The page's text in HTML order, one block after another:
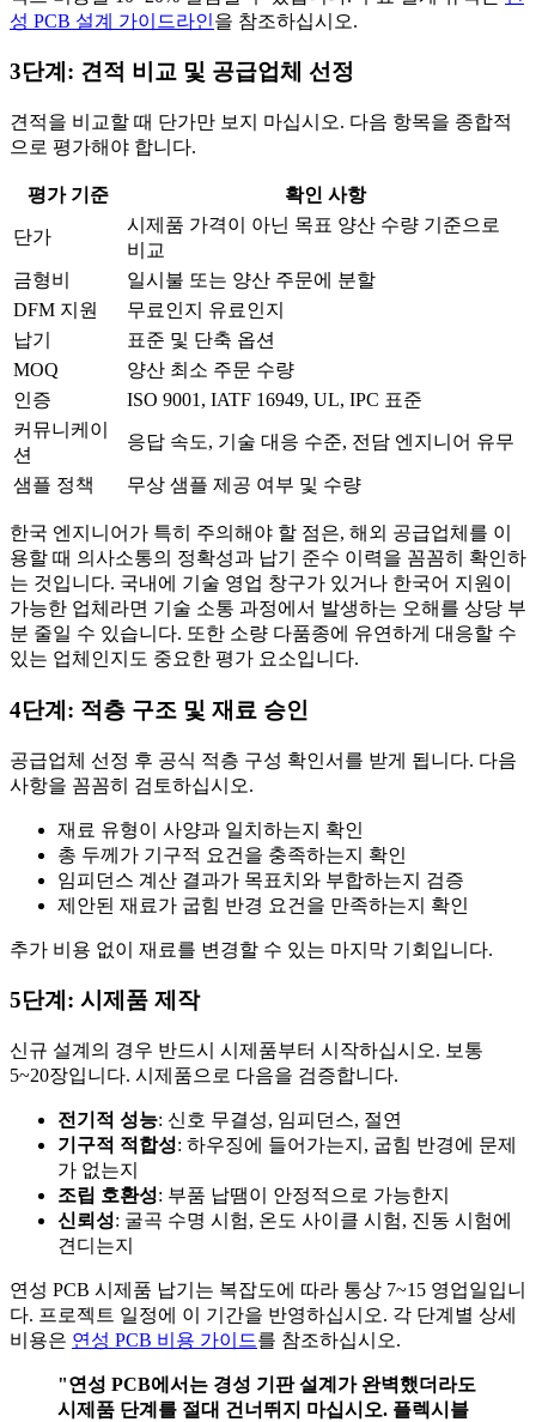
성 PCB 설계 가이드라인을 참조하십시오.
3단계: 견적 비교 및 공급업체 선정
견적을 비교할 때 단가만 보지 마십시오. 다음 항목을 종합적
으로 평가해야 합니다.
평가 기준 확인 사항
단가
시제품 가격이 아닌 목표 양산 수량 기준으로
비교
금형비
일시불 또는 양산 주문에 분할
DFM 지원
무료인지 유료인지
납기
표준 및 단축 옵션
MOQ
양산 최소 주문 수량
인증
ISO 9001, IATF 16949, UL, IPC 표준
커뮤니케이
션
응답 속도, 기술 대응 수준, 전담 엔지니어 유무
샘플 정책 무상 샘플 제공 여부 및 수량
한국 엔지니어가 특히 주의해야 할 점은, 해외 공급업체를 이
용할 때 의사소통의 정확성과 납기 준수 이력을 꼼꼼히 확인하
는 것입니다. 국내에 기술 영업 창구가 있거나 한국어 지원이
가능한 업체라면 기술 소통 과정에서 발생하는 오해를 상당 부
분 줄일 수 있습니다. 또한 소량 다품종에 유연하게 대응할 수
있는 업체인지도 중요한 평가 요소입니다.
4단계: 적층 구조 및 재료 승인
공급업체 선정 후 공식 적층 구성 확인서를 받게 됩니다. 다음
사항을 꼼꼼히 검토하십시오.
재료 유형이 사양과 일치하는지 확인
총 두께가 기구적 요건을 충족하는지 확인
임피던스 계산 결과가 목표치와 부합하는지 검증
제안된 재료가 굽힘 반경 요건을 만족하는지 확인
추가 비용 없이 재료를 변경할 수 있는 마지막 기회입니다.
5단계: 시제품 제작
신규 설계의 경우 반드시 시제품부터 시작하십시오. 보통
5~20장입니다. 시제품으로 다음을 검증합니다.
전기적 성능: 신호 무결성, 임피던스, 절연
기구적 적합성: 하우징에 들어가는지, 굽힘 반경에 문제
가 없는지
조립 호환성: 부품 납땜이 안정적으로 가능한지
신뢰성: 굴곡 수명 시험, 온도 사이클 시험, 진동 시험에
견디는지
연성 PCB 시제품 납기는 복잡도에 따라 통상 7~15 영업일입니
다. 프로젝트 일정에 이 기간을 반영하십시오. 각 단계별 상세
비용은 연성 PCB 비용 가이드를 참조하십시오.
"연성 PCB에서는 경성 기판 설계가 완벽했더라도
시제품 단계를 절대 건너뛰지 마십시오. 플렉시블